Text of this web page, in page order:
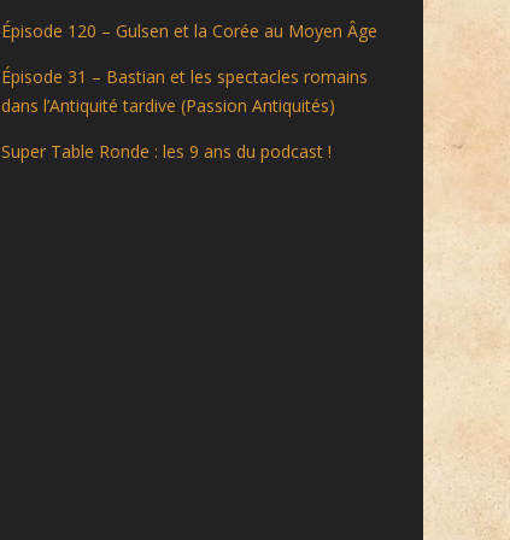
Épisode 120 – Gulsen et la Corée au Moyen Âge
Épisode 31 – Bastian et les spectacles romains
dans l’Antiquité tardive (Passion Antiquités)
Super Table Ronde : les 9 ans du podcast !